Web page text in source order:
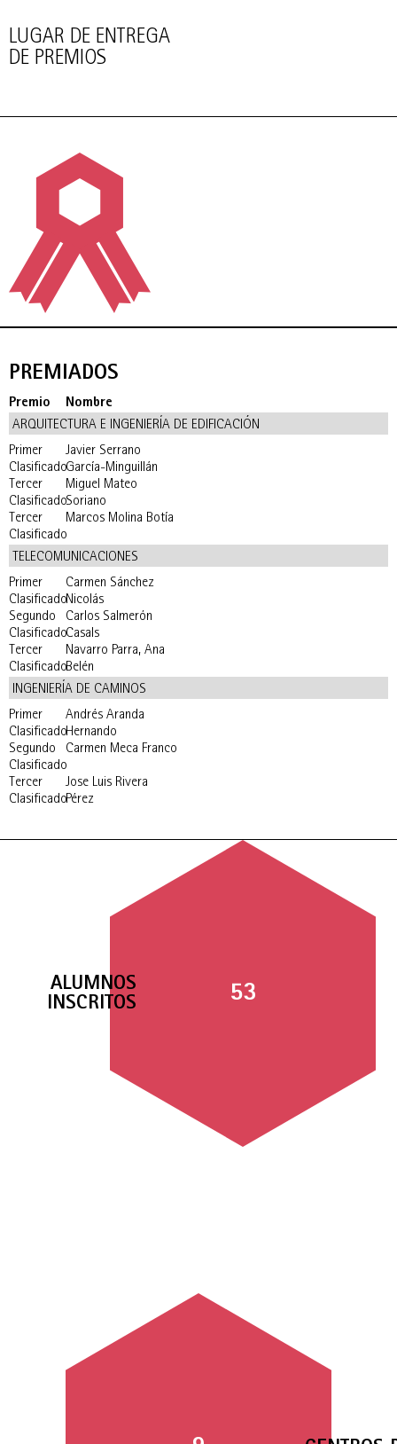
LUGAR DE ENTREGA
DE PREMIOS
PREMIADOS
Premio
Nombre
ARQUITECTURA E INGENIERÍA DE EDIFICACIÓN
Primer
Clasificado
Javier Serrano
García-Minguillán
Tercer
Clasificado
Miguel Mateo
Soriano
Tercer
Clasificado
Marcos Molina Botía
TELECOMUNICACIONES
Primer
Clasificado
Carmen Sánchez
Nicolás
Segundo
Clasificado
Carlos Salmerón
Casals
Tercer
Clasificado
Navarro Parra, Ana
Belén
INGENIERÍA DE CAMINOS
Primer
Clasificado
Andrés Aranda
Hernando
Segundo
Clasificado
Carmen Meca Franco
Tercer
Clasificado
Jose Luis Rivera
Pérez
53
ALUMNOS
INSCRITOS